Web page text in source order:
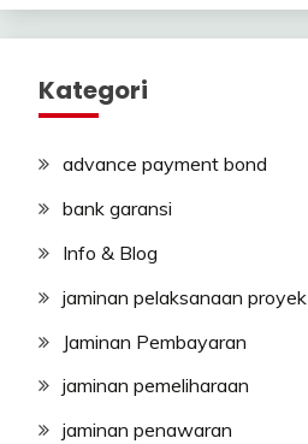
Kategori
advance payment bond
bank garansi
Info & Blog
jaminan pelaksanaan proyek
Jaminan Pembayaran
jaminan pemeliharaan
jaminan penawaran